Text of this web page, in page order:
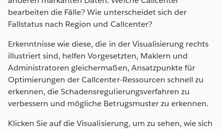
bearbeiten die Fälle? Wie unterscheidet sich der
Fallstatus nach Region und Callcenter?
Erkenntnisse wie diese, die in der Visualisierung rechts
illustriert sind, helfen Vorgesetzten, Maklern und
Administratoren gleichermaßen, Ansatzpunkte für
Optimierungen der Callcenter-Ressourcen schnell zu
erkennen, die Schadensregulierungsverfahren zu
verbessern und mögliche Betrugsmuster zu erkennen.
Klicken Sie auf die Visualisierung, um zu sehen, wie sich